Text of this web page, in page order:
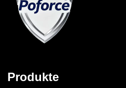
Produkte